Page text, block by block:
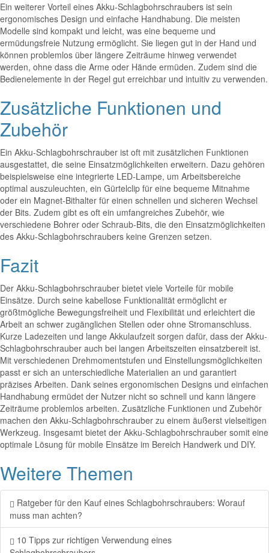
Ein weiterer Vorteil eines Akku-Schlagbohrschraubers ist sein
ergonomisches Design und einfache Handhabung. Die meisten
Modelle sind kompakt und leicht, was eine bequeme und
ermüdungsfreie Nutzung ermöglicht. Sie liegen gut in der Hand und
können problemlos über längere Zeiträume hinweg verwendet
werden, ohne dass die Arme oder Hände ermüden. Zudem sind die
Bedienelemente in der Regel gut erreichbar und intuitiv zu verwenden.
Zusätzliche Funktionen und
Zubehör
Ein Akku-Schlagbohrschrauber ist oft mit zusätzlichen Funktionen
ausgestattet, die seine Einsatzmöglichkeiten erweitern. Dazu gehören
beispielsweise eine integrierte LED-Lampe, um Arbeitsbereiche
optimal auszuleuchten, ein Gürtelclip für eine bequeme Mitnahme
oder ein Magnet-Bithalter für einen schnellen und sicheren Wechsel
der Bits. Zudem gibt es oft ein umfangreiches Zubehör, wie
verschiedene Bohrer oder Schraub-Bits, die den Einsatzmöglichkeiten
des Akku-Schlagbohrschraubers keine Grenzen setzen.
Fazit
Der Akku-Schlagbohrschrauber bietet viele Vorteile für mobile
Einsätze. Durch seine kabellose Funktionalität ermöglicht er
größtmögliche Bewegungsfreiheit und Flexibilität und erleichtert die
Arbeit an schwer zugänglichen Stellen oder ohne Stromanschluss.
Kurze Ladezeiten und lange Akkulaufzeit sorgen dafür, dass der Akku-
Schlagbohrschrauber auch bei langen Arbeitszeiten einsatzbereit ist.
Mit verschiedenen Drehmomentstufen und Einstellungsmöglichkeiten
passt er sich an unterschiedliche Materialien an und garantiert
präzises Arbeiten. Dank seines ergonomischen Designs und einfachen
Handhabung ermüdet der Nutzer nicht so schnell und kann längere
Zeiträume problemlos arbeiten. Zusätzliche Funktionen und Zubehör
machen den Akku-Schlagbohrschrauber zu einem äußerst vielseitigen
Werkzeug. Insgesamt bietet der Akku-Schlagbohrschrauber somit eine
optimale Lösung für mobile Einsätze im Bereich Handwerk und DIY.
Weitere Themen
Ratgeber für den Kauf eines Schlagbohrschraubers: Worauf
muss man achten?
10 Tipps zur richtigen Verwendung eines